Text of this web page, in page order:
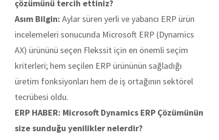
çözümünü tercih ettiniz?
Asım Bilgin: Aylar süren yerli ve yabancı ERP ürün
incelemeleri sonucunda Microsoft ERP (Dynamics
AX) ürününü seçen Flekssit için en önemli seçim
kriterleri; hem seçilen ERP ürününün sağladığı
üretim fonksiyonları hem de iş ortağının sektörel
tecrübesi oldu.
ERP HABER: Microsoft Dynamics ERP Çözümünün
size sunduğu yenilikler nelerdir?